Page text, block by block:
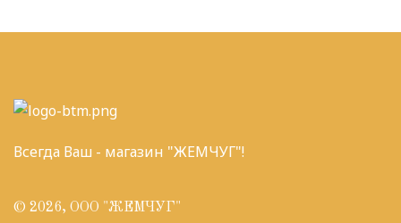
Всегда Ваш - магазин "ЖЕМЧУГ"!
© 2026, ООО "ЖЕМЧУГ"